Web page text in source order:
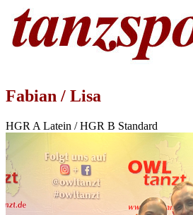
Fabian / Lisa
HGR A Latein / HGR B Standard